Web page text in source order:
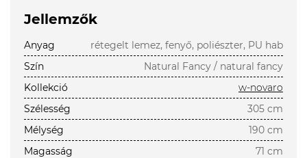
Jellemzők
Anyag
rétegelt lemez, fenyő, poliészter, PU hab
Szín
Natural Fancy / natural fancy
Kollekció
w-novaro
Szélesség
305 cm
Mélység
190 cm
Magasság
71 cm